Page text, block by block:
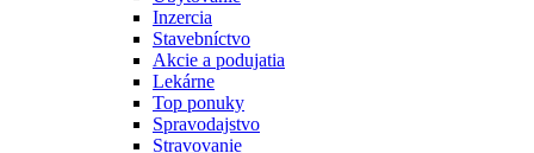
Inzercia
Stavebníctvo
Akcie a podujatia
Lekárne
Top ponuky
Spravodajstvo
Stravovanie